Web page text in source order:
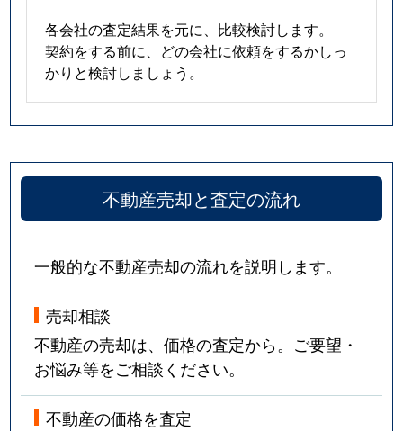
各会社の査定結果を元に、比較検討します。
契約をする前に、どの会社に依頼をするかしっ
かりと検討しましょう。
不動産売却と査定の流れ
一般的な不動産売却の流れを説明します。
売却相談
不動産の売却は、価格の査定から。ご要望・
お悩み等をご相談ください。
不動産の価格を査定